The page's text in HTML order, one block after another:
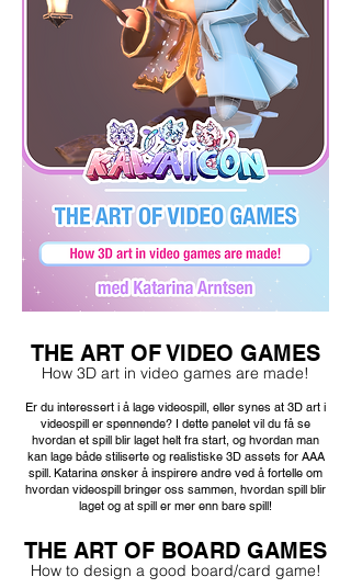
THE ART OF VIDEO GAMES
How 3D art in video games are made!
Er du interessert i å lage videospill, eller synes at 3D art i
videospill er spennende? I dette panelet vil du få se
hvordan et spill blir laget helt fra start, og hvordan man
kan lage både stiliserte og realistiske 3D assets for AAA
spill. Katarina ønsker å inspirere andre ved å fortelle om
hvordan videospill bringer oss sammen, hvordan spill blir
laget og at spill er mer enn bare spill!
THE ART OF BOARD GAMES
How to design a good board/card game!